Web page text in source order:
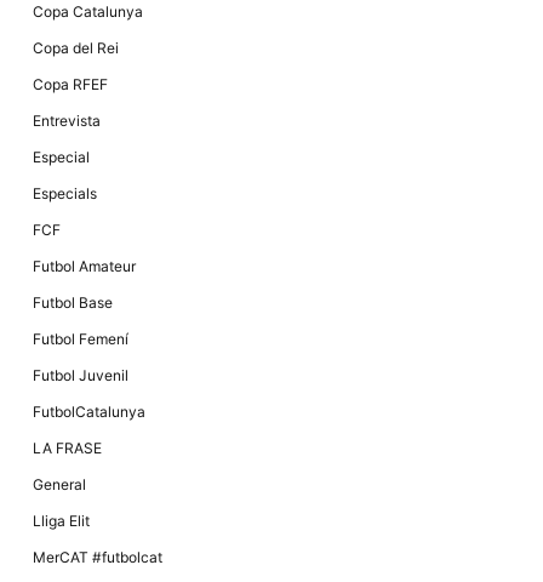
Copa Catalunya
Copa del Rei
Copa RFEF
Entrevista
Especial
Especials
FCF
Futbol Amateur
Futbol Base
Futbol Femení
Futbol Juvenil
FutbolCatalunya
LA FRASE
General
Lliga Elit
MerCAT #futbolcat